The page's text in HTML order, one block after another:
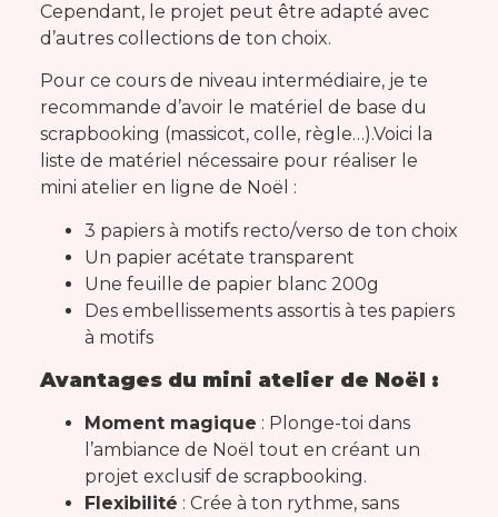
Cependant, le projet peut être adapté avec
d’autres collections de ton choix.
Pour ce cours de niveau intermédiaire, je te
recommande d’avoir le matériel de base du
scrapbooking (massicot, colle, règle…).Voici la
liste de matériel nécessaire pour réaliser le
mini atelier en ligne de Noël :
3 papiers à motifs recto/verso de ton choix
Un papier acétate transparent
Une feuille de papier blanc 200g
Des embellissements assortis à tes papiers
à motifs
Avantages du mini atelier de Noël :
Moment magique : Plonge-toi dans
l’ambiance de Noël tout en créant un
projet exclusif de scrapbooking.
Flexibilité : Crée à ton rythme, sans